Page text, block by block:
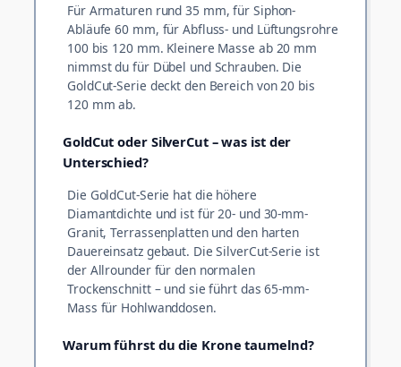
Für Armaturen rund 35 mm, für Siphon-
Abläufe 60 mm, für Abfluss- und Lüftungsrohre
100 bis 120 mm. Kleinere Masse ab 20 mm
nimmst du für Dübel und Schrauben. Die
GoldCut-Serie deckt den Bereich von 20 bis
120 mm ab.
GoldCut oder SilverCut – was ist der
Unterschied?
Die GoldCut-Serie hat die höhere
Diamantdichte und ist für 20- und 30-mm-
Granit, Terrassenplatten und den harten
Dauereinsatz gebaut. Die SilverCut-Serie ist
der Allrounder für den normalen
Trockenschnitt – und sie führt das 65-mm-
Mass für Hohlwanddosen.
Warum führst du die Krone taumelnd?